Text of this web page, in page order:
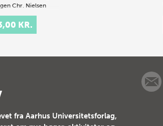
Chr. Nielsen
for en god
er, at
KR.
fra Aarhus Universitetsforlag,